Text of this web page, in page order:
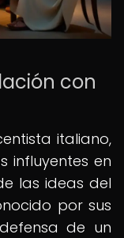
con
italiano,
influyentes en
las ideas del
por sus
de un